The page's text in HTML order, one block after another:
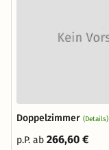
Doppelzimmer (Details)
p.P. ab 266,60 €